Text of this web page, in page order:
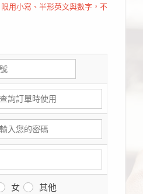
用小寫、半形英文與數字，不
女 其他